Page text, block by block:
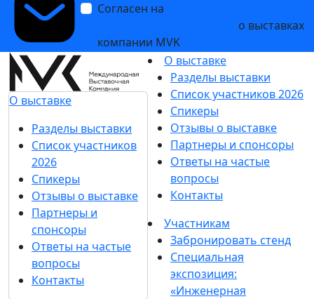
Согласен на
о выставках
компании MVK
О выставке
Разделы выставки
Список участников
2026
Спикеры
Отзывы о выставке
Партнеры и
спонсоры
Ответы на частые
вопросы
Контакты
О выставке
Разделы выставки
Список участников 2026
Спикеры
Отзывы о выставке
Партнеры и спонсоры
Ответы на частые
вопросы
Контакты
Участникам
Забронировать стенд
Специальная
экспозиция:
«Инженерная